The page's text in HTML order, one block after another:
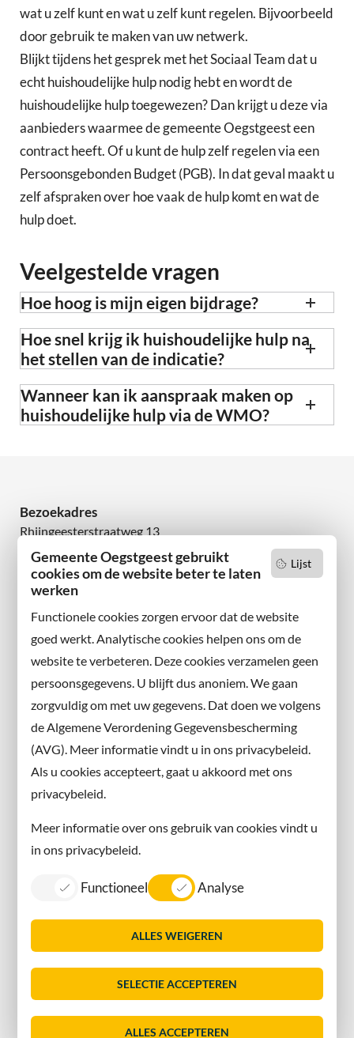
Lijst
Gemeente Oegstgeest gebruikt
cookies om de website beter te laten
werken
Functionele cookies zorgen ervoor dat de website
goed werkt. Analytische cookies helpen ons om de
website te verbeteren. Deze cookies verzamelen geen
persoonsgegevens. U blijft dus anoniem. We gaan
zorgvuldig om met uw gegevens. Dat doen we volgens
de Algemene Verordening Gegevensbescherming
(AVG). Meer informatie vindt u in ons privacybeleid.
Als u cookies accepteert, gaat u akkoord met ons
privacybeleid.
Meer informatie over ons gebruik van cookies vindt u
in ons privacybeleid.
Functioneel Analyse
ALLES WEIGEREN
SELECTIE ACCEPTEREN
ALLES ACCEPTEREN
wat u zelf kunt en wat u zelf kunt regelen. Bijvoorbeeld
door gebruik te maken van uw netwerk.
Blijkt tijdens het gesprek met het Sociaal Team dat u
echt huishoudelijke hulp nodig hebt en wordt de
huishoudelijke hulp toegewezen? Dan krijgt u deze via
aanbieders waarmee de gemeente Oegstgeest een
contract heeft. Of u kunt de hulp zelf regelen via een
Persoonsgebonden Budget (PGB). In dat geval maakt u
zelf afspraken over hoe vaak de hulp komt en wat de
hulp doet.
Veelgestelde vragen
Hoe hoog is mijn eigen bijdrage?
Hoe snel krijg ik huishoudelijke hulp na
het stellen van de indicatie?
Wanneer kan ik aanspraak maken op
huishoudelijke hulp via de WMO?
Bezoekadres
Rhijngeesterstraatweg 13
2342 AN Oegstgeest
Wilt u niets missen?
en volg ons ook op sociale media.
Facebook
X
Instagram
Contact met de gemeente
Contact
Information in English
Sitemap
Toegankelijkheid
Servicenormen
Dorpsmarketing Oegstgeest